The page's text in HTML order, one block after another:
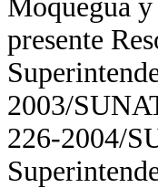
Moquegua
presente
2003/
226-2004/